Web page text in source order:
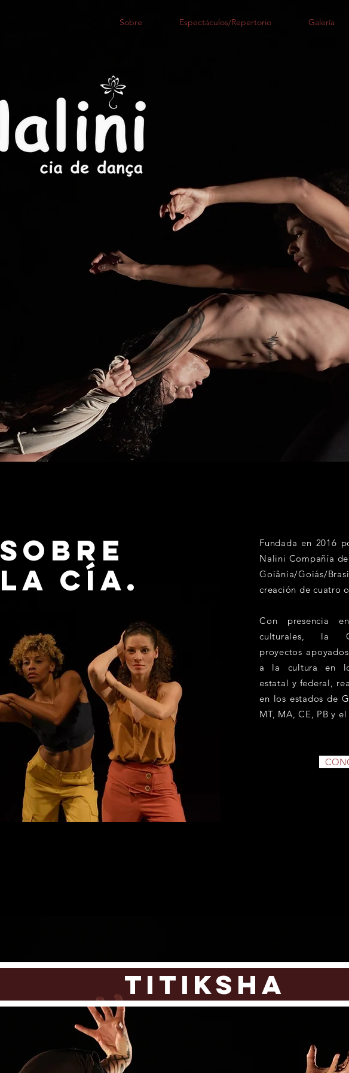
Sobre Espectáculos/Repertorio Galería
sobre
La cía.
Fundada en 2016
Nalini Compañía
Goiânia/Goiás/
creación de cuatro
Con presencia
culturales, la
proyectos
a la cultura en
estatal y federal,
en los estados de
MT, MA, CE, PB y
TITIKSHA